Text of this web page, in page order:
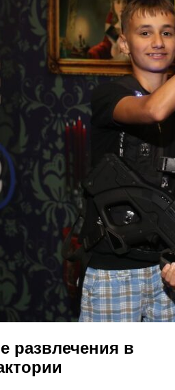
развлечения в